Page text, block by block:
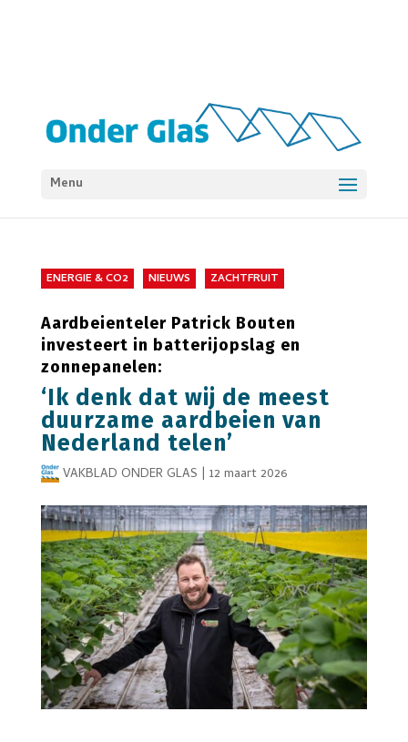
Menu
ENERGIE & CO2 NIEUWS ZACHTFRUIT
Aardbeienteler Patrick Bouten
investeert in batterijopslag en
zonnepanelen:
‘Ik denk dat wij de meest
duurzame aardbeien van
Nederland telen’
VAKBLAD ONDER GLAS | 12 maart 2026